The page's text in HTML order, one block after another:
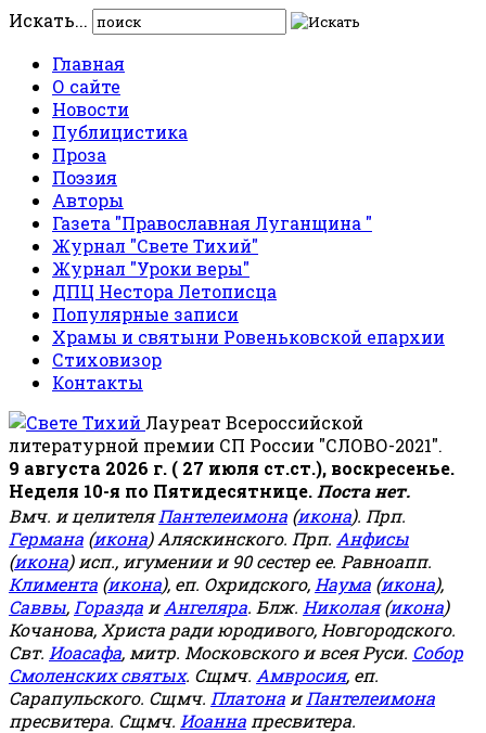
Искать...
Главная
О сайте
Новости
Публицистика
Проза
Поэзия
Авторы
Газета "Православная Луганщина "
Журнал "Свете Тихий"
Журнал "Уроки веры"
ДПЦ Нестора Летописца
Популярные записи
Храмы и святыни Ровеньковской епархии
Стиховизор
Контакты
Лауреат Всероссийской
литературной премии СП России "СЛОВО-2021".
9 августа 2026 г. ( 27 июля ст.ст.), воскресенье.
Неделя 10-я по Пятидесятнице. Поста нет.
Вмч. и целителяПантелеимона (икона). Прп.
Германа (икона) Аляскинского. Прп. Анфисы
(икона) исп., игумении и 90 сестер ее. Равноапп.
Климента (икона), еп. Охридского, Наума (икона),
Саввы, Горазда иАнгеляра. Блж. Николая(икона)
Кочанова, Христа ради юродивого, Новгородского.
Свт. Иоасафа, митр. Московского и всея Руси. Собор
Смоленских святых. Сщмч. Амвросия, еп.
Сарапульского. Сщмч. Платона иПантелеимона
пресвитера. Сщмч. Иоанна пресвитера.